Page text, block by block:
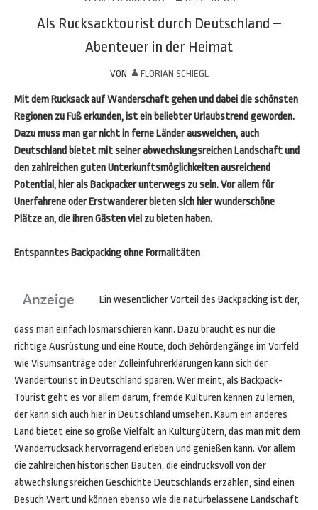
Als Rucksacktourist durch Deutschland –
Abenteuer in der Heimat
VON FLORIAN SCHIEGL
Mit dem Rucksack auf Wanderschaft gehen und dabei die schönsten
Regionen zu Fuß erkunden, ist ein beliebter Urlaubstrend geworden.
Dazu muss man gar nicht in ferne Länder ausweichen, auch
Deutschland bietet mit seiner abwechslungsreichen Landschaft und
den zahlreichen guten Unterkunftsmöglichkeiten ausreichend
Potential, hier als Backpacker unterwegs zu sein. Vor allem für
Unerfahrene oder Erstwanderer bieten sich hier wunderschöne
Plätze an, die ihren Gästen viel zu bieten haben.
Entspanntes Backpacking ohne Formalitäten
Ein wesentlicher Vorteil des Backpacking ist der,
dass man einfach losmarschieren kann. Dazu braucht es nur die
richtige Ausrüstung und eine Route, doch Behördengänge im Vorfeld
wie Visumsanträge oder Zolleinfuhrerklärungen kann sich der
Wandertourist in Deutschland sparen. Wer meint, als Backpack-
Tourist geht es vor allem darum, fremde Kulturen kennen zu lernen,
der kann sich auch hier in Deutschland umsehen. Kaum ein anderes
Land bietet eine so große Vielfalt an Kulturgütern, das man mit dem
Wanderrucksack hervorragend erleben und genießen kann. Vor allem
die zahlreichen historischen Bauten, die eindrucksvoll von der
abwechslungsreichen Geschichte Deutschlands erzählen, sind einen
Besuch Wert und können ebenso wie die naturbelassene Landschaft